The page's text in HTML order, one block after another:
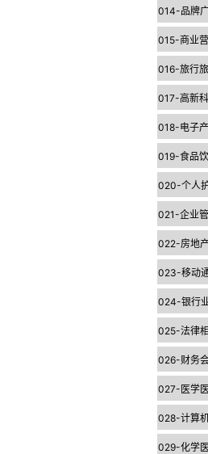
014-品牌
015-商业
016-旅行
017-高新
018-电子
019-食品
020-个人
021-企业
022-房地
023-移动
024-银行
025-法律
026-财务
027-医学
028-计算
029-化学